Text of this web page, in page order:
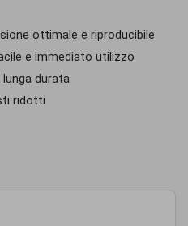
ottimale e riproducibile
e immediato utilizzo
lunga durata
ridotti